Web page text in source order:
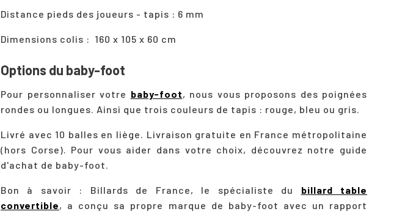
Distance pieds des joueurs - tapis : 6 mm
Dimensions colis : 160 x 105 x 60 cm
Options du baby-foot
Pour personnaliser votre baby-foot, nous vous proposons des poignées
rondes ou longues. Ainsi que trois couleurs de tapis : rouge, bleu ou gris.
Livré avec 10 balles en liège. Livraison gratuite en France métropolitaine
(hors Corse). Pour vous aider dans votre choix, découvrez notre guide
d'achat de baby-foot.
Bon à savoir : Billards de France, le spécialiste du billard table
convertible, a conçu sa propre marque de baby-foot avec un rapport